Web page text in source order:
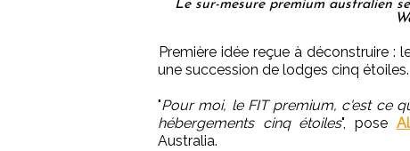
Le sur-mesure premium australien
Première idée reçue à déconstruire :
une succession de lodges cinq étoiles.
"Pour moi, le FIT premium, c'est ce
hébergements cinq étoiles", pose
Australia.